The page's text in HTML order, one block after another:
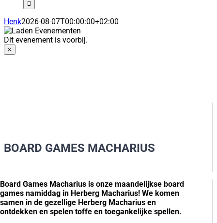
Henk2026-08-07T00:00:00+02:00
Dit evenement is voorbij.
×
BOARD GAMES MACHARIUS
Board Games Macharius is onze maandelijkse board
games namiddag in Herberg Macharius! We komen
samen in de gezellige Herberg Macharius en
ontdekken en spelen toffe en toegankelijke spellen.